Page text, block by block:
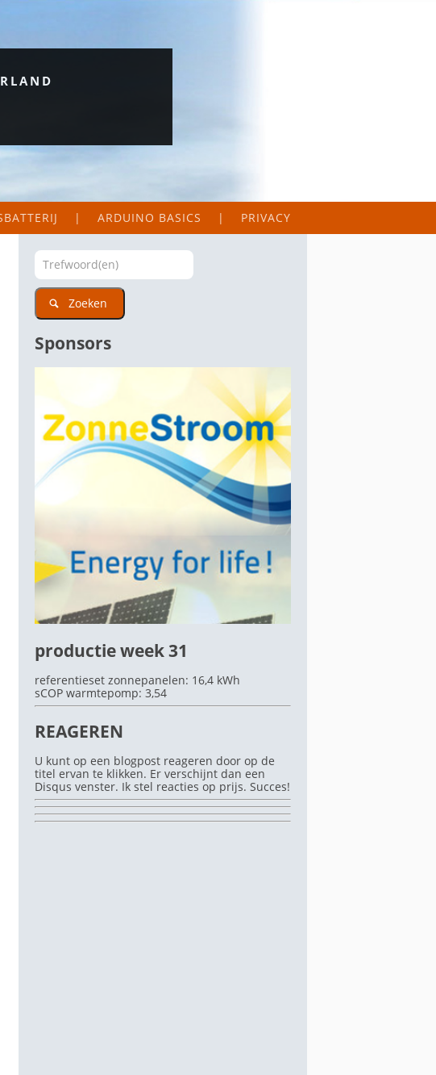
ARDUINO BASICS PRIVACY
Zoeken
Sponsors
productie week 31
referentieset zonnepanelen: 16,4 kWh
sCOP warmtepomp: 3,54
REAGEREN
U kunt op een blogpost reageren door op de
titel ervan te klikken. Er verschijnt dan een
Disqus venster. Ik stel reacties op prijs. Succes!